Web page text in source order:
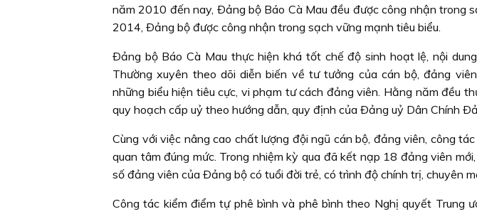
năm 2010 đến nay, Ðảng bộ Báo Cà Mau đều được công nhận trong
2014, Ðảng bộ được công nhận trong sạch vững mạnh tiêu biểu.
Ðảng bộ Báo Cà Mau thực hiện khá tốt chế độ sinh hoạt lệ, nội
Thường xuyên theo dõi diễn biến về tư tưởng của cán bộ, đảng
những biểu hiện tiêu cực, vi phạm tư cách đảng viên. Hằng năm đều
quy hoạch cấp uỷ theo hướng dẫn, quy định của Ðảng uỷ Dân Chính
Cùng với việc nâng cao chất lượng đội ngũ cán bộ, đảng viên, công
quan tâm đúng mức. Trong nhiệm kỳ qua đã kết nạp 18 đảng viên
số đảng viên của Ðảng bộ có tuổi đời trẻ, có trình độ chính trị, chuyên
Công tác kiểm điểm tự phê bình và phê bình theo Nghị quyết Trung